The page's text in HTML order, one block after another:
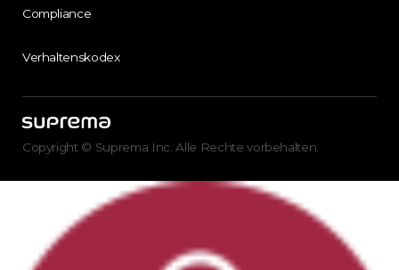
Compliance
Verhaltenskodex
Copyright © Suprema Inc. Alle Rechte vorbehalten.